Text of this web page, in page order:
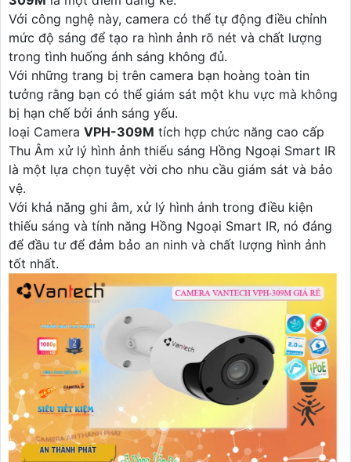
Với công nghệ này, camera có thể tự động điều chỉnh
mức độ sáng để tạo ra hình ảnh rõ nét và chất lượng
trong tình huống ánh sáng không đủ.
Với những trang bị trên camera bạn hoàng toàn tin
tưởng rằng bạn có thể giám sát một khu vực mà không
bị hạn chế bởi ánh sáng yếu.
loại Camera VPH-309M tích hợp chức năng cao cấp
Thu Âm xử lý hình ảnh thiếu sáng Hồng Ngoại Smart IR
là một lựa chọn tuyệt vời cho nhu cầu giám sát và bảo
vệ.
Với khả năng ghi âm, xử lý hình ảnh trong điều kiện
thiếu sáng và tính năng Hồng Ngoại Smart IR, nó đáng
để đầu tư để đảm bảo an ninh và chất lượng hình ảnh
tốt nhất.